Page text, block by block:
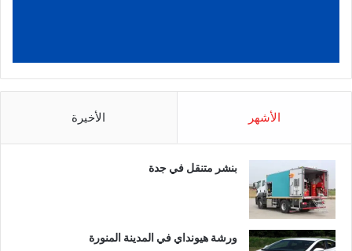
الأشهر الأخيرة
بنشر متنقل في جدة
ورشة هيونداي في المدينة المنورة